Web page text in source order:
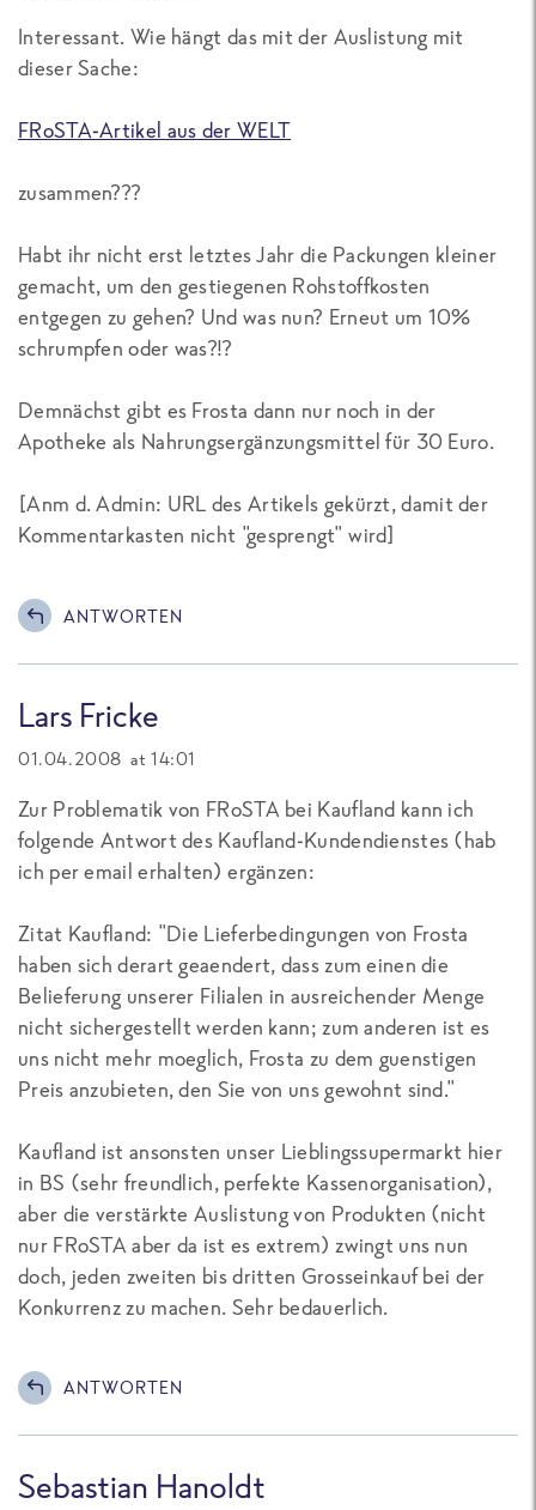
Interessant. Wie hängt das mit der Auslistung mit
dieser Sache:
FRoSTA-Artikel aus der WELT
zusammen???
Habt ihr nicht erst letztes Jahr die Packungen kleiner
gemacht, um den gestiegenen Rohstoffkosten
entgegen zu gehen? Und was nun? Erneut um 10%
schrumpfen oder was?!?
Demnächst gibt es Frosta dann nur noch in der
Apotheke als Nahrungsergänzungsmittel für 30 Euro.
[Anm d. Admin: URL des Artikels gekürzt, damit der
Kommentarkasten nicht "gesprengt" wird]
ANTWORTEN
Lars Fricke
01.04.2008 at 14:01
Zur Problematik von FRoSTA bei Kaufland kann ich
folgende Antwort des Kaufland-Kundendienstes (hab
ich per email erhalten) ergänzen:
Zitat Kaufland: "Die Lieferbedingungen von Frosta
haben sich derart geaendert, dass zum einen die
Belieferung unserer Filialen in ausreichender Menge
nicht sichergestellt werden kann; zum anderen ist es
uns nicht mehr moeglich, Frosta zu dem guenstigen
Preis anzubieten, den Sie von uns gewohnt sind."
Kaufland ist ansonsten unser Lieblingssupermarkt hier
in BS (sehr freundlich, perfekte Kassenorganisation),
aber die verstärkte Auslistung von Produkten (nicht
nur FRoSTA aber da ist es extrem) zwingt uns nun
doch, jeden zweiten bis dritten Grosseinkauf bei der
Konkurrenz zu machen. Sehr bedauerlich.
ANTWORTEN
Sebastian Hanoldt